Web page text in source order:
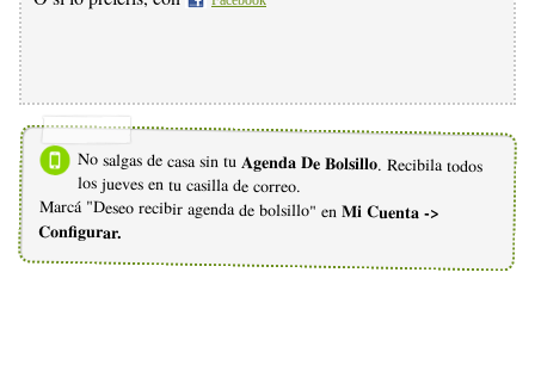
No salgas de casa sin tu Agenda De Bolsillo. Recibila todos
los jueves en tu casilla de correo.
Marcá "Deseo recibir agenda de bolsillo" en Mi Cuenta ->
Configurar.